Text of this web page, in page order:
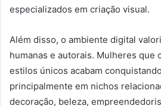
especializados em criação visual.
Além disso, o ambiente digital
humanas e autorais. Mulheres que
estilos únicos acabam
principalmente em nichos
decoração, beleza,